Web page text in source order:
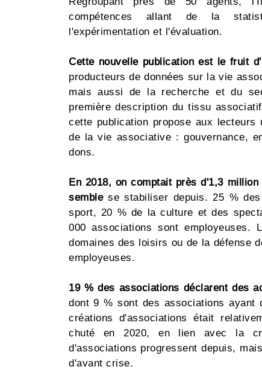
compétences allant de la
l'expérimentation et l'évaluation.
Cette nouvelle publication est le fruit
producteurs de données sur la vie
mais aussi de la recherche et du
première description du tissu
cette publication propose aux
de la vie associative : gouvernance,
dons.
En 2018, on comptait près d'1,3
semblese stabiliser depuis. 25 % des
sport, 20 % de la culture et des
000 associations sont employeuses.
domaines des loisirs ou de la défense
employeuses.
19 % des associations déclarent des
dont 9 % sont des associations
créations d'associations était
chuté en 2020, en lien avec la
d'associations progressent depuis,
d'avant crise.